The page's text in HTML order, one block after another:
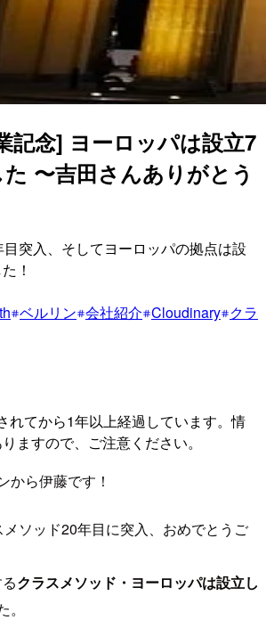
記念] ヨーロッパは設立7
〜吉田さんありがとう
突入、そしてヨーロッパの拠点は設
！
ベルリン 会社紹介 Cloudinary クラ
れてから1年以上経過しています。情
ますので、ご注意ください。
から伊藤です！
ソッド20年目に突入、おめでとうご
クラスメソッド・ヨーロッパは設立し